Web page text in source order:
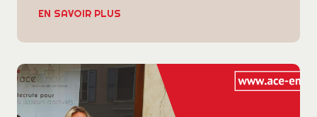
EN SAVOIR PLUS